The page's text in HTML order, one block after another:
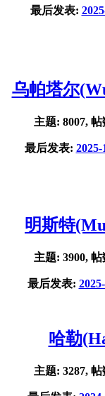
最后发表:
乌帕塔尔
主题: 8007, 帖
最后发表: 2025-
明斯特
主题: 3900, 帖
最后发表:
哈勒
主题: 3287, 帖